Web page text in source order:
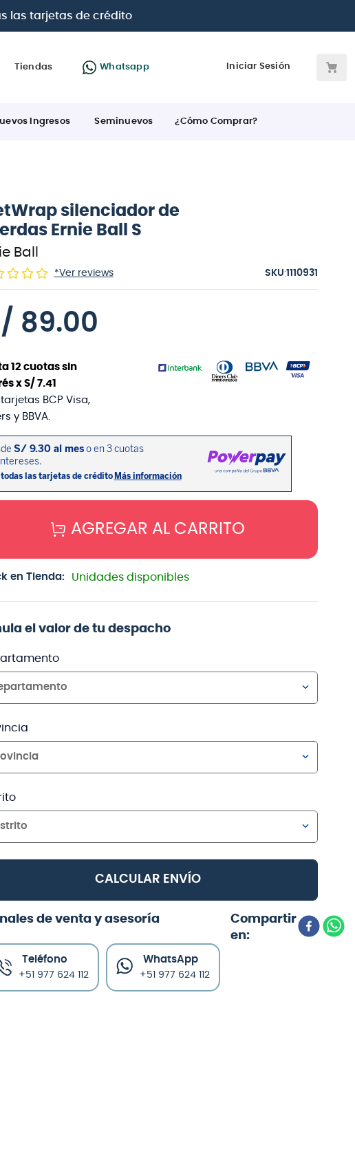
BBVA e Interbank
Tiendas Whatsapp Iniciar Sesión
Ingresos Seminuevos ¿Cómo Comprar?
silenciador de
Ernie Ball S
Ball
*Ver reviews :1110931
89.00
12cuotas sin
x S/ 7.41
BCP Visa,
y BBVA.
AGREGAR AL CARRITO
en Tienda: Unidades disponibles
el valor de tu despacho
CALCULAR ENVÍO
de venta y asesoría
Teléfono
+51 977 624 112
WhatsApp
+51 977 624 112